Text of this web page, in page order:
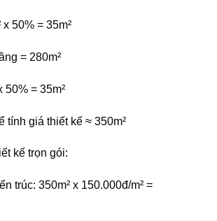
x 50% = 35m²
= 280m²
50% = 35m²
tính giá thiết kế ≈ 350m²
kế trọn gói:
trúc: 350m² x 150.000đ/m² =